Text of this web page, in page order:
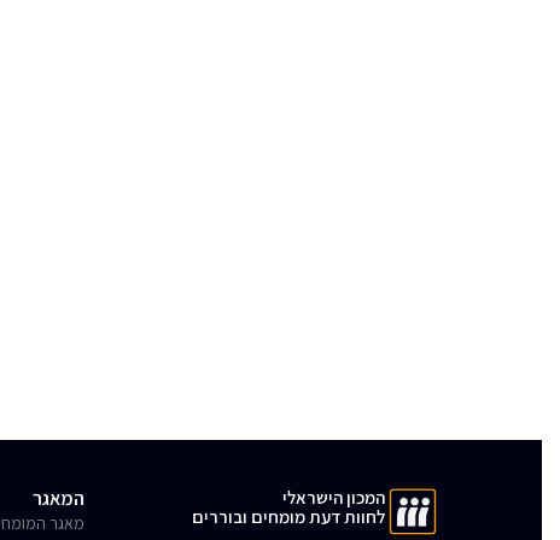
המכון הישראלי
לחוות דעת מומחים ובוררים
המאגר
מאגר